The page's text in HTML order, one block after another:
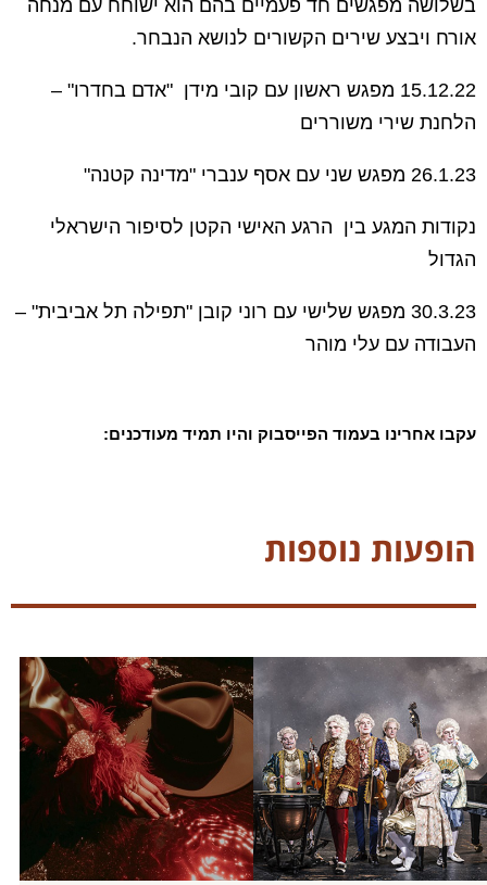
בשלושה מפגשים חד פעמיים בהם הוא ישוחח עם מנחה
אורח ויבצע שירים הקשורים לנושא הנבחר.
15.12.22 מפגש ראשון עם קובי מידן "אדם בחדרו" –
הלחנת שירי משוררים
26.1.23 מפגש שני עם אסף ענברי "מדינה קטנה"
נקודות המגע בין הרגע האישי הקטן לסיפור הישראלי
הגדול
30.3.23 מפגש שלישי עם רוני קובן "תפילה תל אביבית" –
העבודה עם עלי מוהר
עקבו אחרינו בעמוד הפייסבוק והיו תמיד מעודכנים:
הופעות נוספות